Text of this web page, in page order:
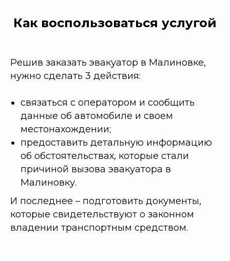
Как воспользоваться услугой
Решив заказать эвакуатор в Малиновке,
нужно сделать 3 действия:
связаться с оператором и сообщить
данные об автомобиле и своем
местонахождении;
предоставить детальную информацию
об обстоятельствах, которые стали
причиной вызова эвакуатора в
Малиновку.
И последнее – подготовить документы,
которые свидетельствуют о законном
владении транспортным средством.